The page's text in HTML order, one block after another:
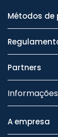
Métodos
Partners
A empresa